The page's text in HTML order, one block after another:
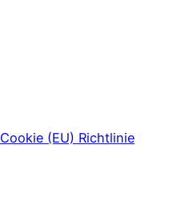
Cookie (EU) Richtlinie